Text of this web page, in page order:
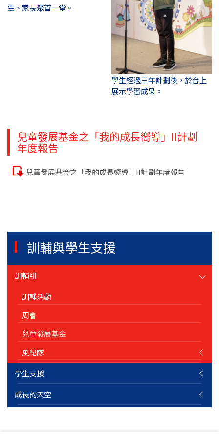
生、家長聚首一堂。
學生經過三年計劃後，於台上
展示學習成果。
兒童發展基金之「我的成長嚮導」II計劃
年度報告
兒童發展基金之「我的成長嚮導」II計劃年度報告
訓輔與學生支援
訓輔組
訓輔活動
周會
兒童發展基金
風紀隊
學生支援
成長的天空